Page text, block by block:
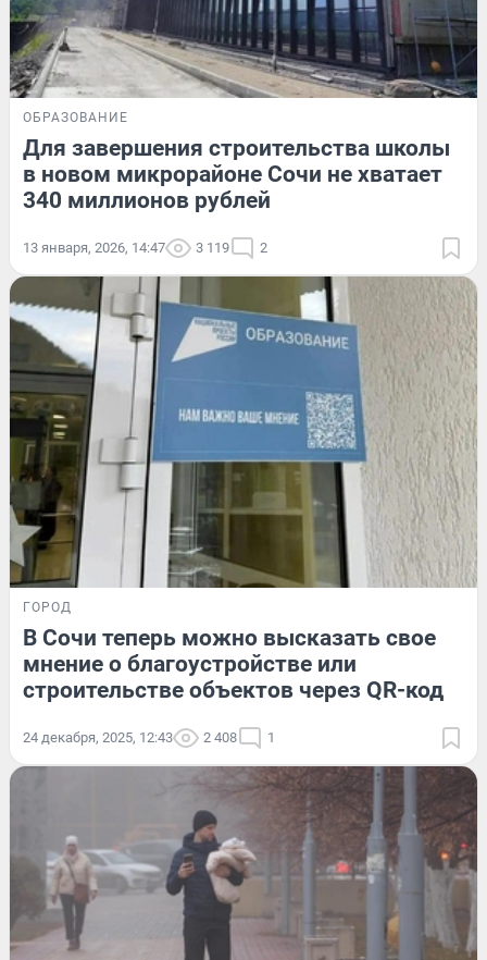
ОБРАЗОВАНИЕ
Для завершения строительства школы
в новом микрорайоне Сочи не хватает
340 миллионов рублей
13 января, 2026, 14:47 3 119 2
ГОРОД
В Сочи теперь можно высказать свое
мнение о благоустройстве или
строительстве объектов через QR-код
24 декабря, 2025, 12:43 2 408 1